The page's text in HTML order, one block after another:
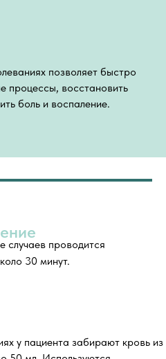
позволяет быстро
процессы, восстановить
боль и воспаление.
случаев проводится
30 минут.
у пациента забирают кровь из